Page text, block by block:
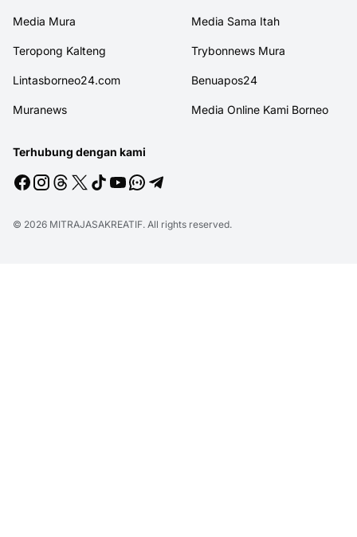
Media Mura Media Sama Itah
Teropong Kalteng Trybonnews Mura
Lintasborneo24.com Benuapos24
Muranews Media Online Kami Borneo
Terhubung dengan kami
© 2026 MITRAJASAKREATIF. All rights reserved.